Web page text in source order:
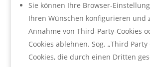
Sie können Ihre Browser-
Ihren Wünschen konfigurieren und
Annahme von Third-Party-Cookies
Cookies ablehnen. Sog. „Third Party
Cookies, die durch einen Dritten